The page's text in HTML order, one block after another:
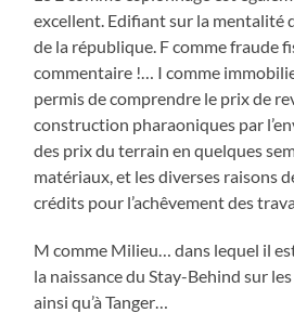
excellent. Edifiant sur la mentalité
de la république. F comme fraude
commentaire !… I comme
permis de comprendre le prix de
construction pharaoniques par
des prix du terrain en quelques
matériaux, et les diverses raisons
crédits pour l’achêvement des
M comme Milieu… dans lequel il
la naissance du Stay-Behind sur
ainsi qu’à Tanger…